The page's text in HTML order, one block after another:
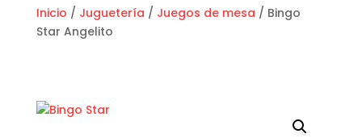
Inicio / Juguetería / Juegos de mesa / Bingo
Star Angelito